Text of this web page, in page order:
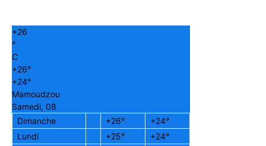
+26
°
C
+26°
+24°
Mamoudzou
Samedi, 08
Dimanche
+26° +24°
Lundi
+25° +24°